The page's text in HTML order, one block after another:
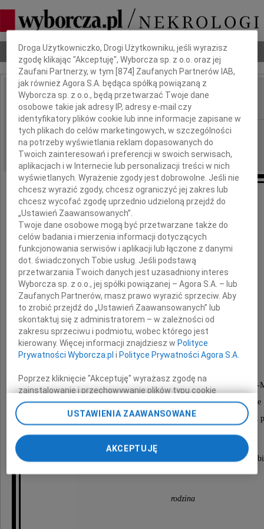
Nekrologi Odeszli Poradnik pogrzebowy
IMIĘ I NAZWISKO: Alina Tarczyńska
REGION: Warszawa
DATA EMISJI: 15.10.2009
Dnia 12 października 2009 roku
zmarła, przeżywszy 81 lat
Alina Tarczyńska
w kościele pw. Przemienienia Pańskiego w Sulejówku-
w dniu 16 października 2009 roku (piątek) o godzinie
po czym nastąpi wyprowadzenie na miejscowy cmentarz
O czym zawiadamia pogrążona w smutku i
rodzina
Dbamy o Twoją prywatność
Droga Użytkowniczko, Drogi Użytkowniku, jeśli wyrazisz
zgodę klikając "Akceptuję", Wyborcza sp. z o.o. oraz jej
Zaufani Partnerzy, w tym [874 ] Zaufanych Partnerów IAB,
jak również Agora S.A. będąca spółką powiązaną z
Wyborcza sp. z o.o., będą przetwarzać Twoje dane
osobowe takie jak adresy IP, adresy e-mail czy
identyfikatory plików cookie lub inne informacje zapisane w
tych plikach do celów marketingowych, w szczególności
na potrzeby wyświetlania reklam dopasowanych do
Twoich zainteresowań i preferencji w swoich serwisach,
aplikacjach i w Internecie lub personalizacji treści w nich
wyświetlanych. Wyrażenie zgody jest dobrowolne. Jeśli nie
chcesz wyrazić zgody, chcesz ograniczyć jej zakres lub
chcesz wycofać zgodę uprzednio udzieloną przejdź do
„Ustawień Zaawansowanych”.
Twoje dane osobowe mogą być przetwarzane także do
celów badania i mierzenia informacji dotyczących
funkcjonowania serwisów i aplikacji lub łączone z danymi
dot. świadczonych Tobie usług. Jeśli podstawą
przetwarzania Twoich danych jest uzasadniony interes
Wyborcza sp. z o.o., jej spółki powiązanej – Agora S.A. – lub
Zaufanych Partnerów, masz prawo wyrazić sprzeciw. Aby
to zrobić przejdź do „Ustawień Zaawansowanych” lub
skontaktuj się z administratorem – w zależności od
zakresu sprzeciwu i podmiotu, wobec którego jest
kierowany. Więcej informacji znajdziesz w Polityce
Prywatności Wyborcza.pl i Polityce Prywatności Agora S.A.
Poprzez kliknięcie "Akceptuję" wyrażasz zgodę na
zainstalowanie i przechowywanie plików typu cookie
Wyborczej sp. z o. o. jej Zaufanych Partnerów i Agora S.A.
na Twoim urządzeniu końcowym. Możesz też w każdej
chwili zmienić swoje preferencje dot. plików cookie,
ponownie wywołując narzędzie do zarządzania Twoimi
preferencjami dot. przetwarzania danych poprzez
odnośnik „Ustawienia prywatności” w stopce serwisu i
przechodząc do sekcji „Ustawienia zaawansowane”.
USTAWIENIA ZAAWANSOWANE
AKCEPTUJĘ